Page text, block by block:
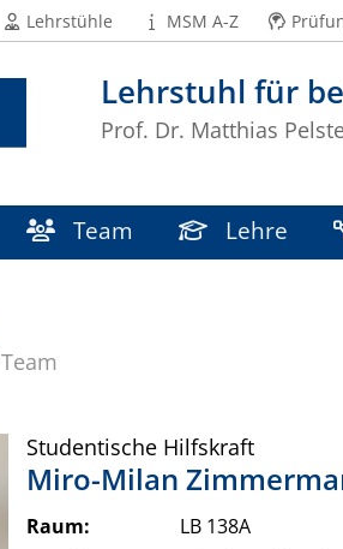
Lehrstuhl für
Prof. Dr. Matthias
Lehrstühle MSM A-Z
Team Lehre
Team
Studentische Hilfskraft
Miro-Milan
Raum:
LB 138A